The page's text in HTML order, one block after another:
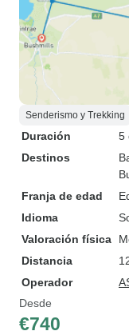
Senderismo y Trekking
Duración
5
Destinos
Franja de edad
Idioma
Valoración física
Distancia
Operador
Desde
€740